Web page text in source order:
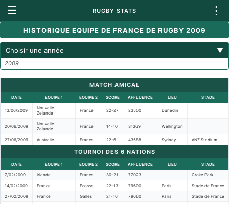
☰ RUGBY STATS ⋮
HISTORIQUE EQUIPE DE FRANCE DE RUGBY 2009
Choisir une année ▼
2009
MATCH AMICAL
DATE EQUIPE 1 EQUIPE 2 SCORE AFFLUENCE LIEU STADE
13/06/2009
Nouvelle
Zelande
France 22-27 23500 Dunedin
20/06/2009
Nouvelle
Zelande
France 14-10 31369 Wellington
27/06/2009 Australie France 22-6 43588 Sydney ANZ Stadium
TOURNOI DES 6 NATIONS
DATE EQUIPE 1 EQUIPE 2 SCORE AFFLUENCE LIEU STADE
7/02/2009 Irlande France 30-21 77023 Croke Park
14/02/2009 France Ecosse 22-13 79600 Paris Stade de France
27/02/2009 France Galles 21-16 79660 Paris Stade de France